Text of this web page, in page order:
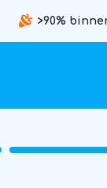
>90%